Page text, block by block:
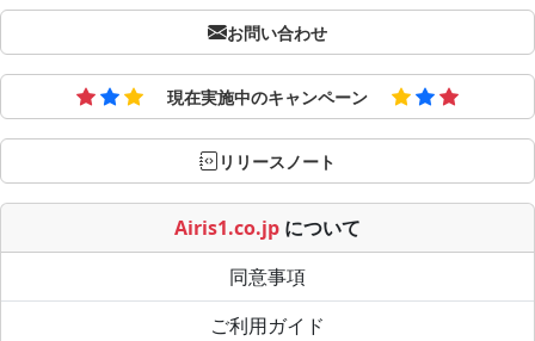
お問い合わせ
現在実施中のキャンペーン
リリースノート
Airis1.co.jp について
同意事項
ご利用ガイド